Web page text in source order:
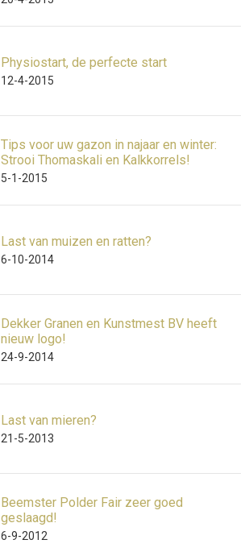
Physiostart, de perfecte start
12-4-2015
Tips voor uw gazon in najaar en winter:
Strooi Thomaskali en Kalkkorrels!
5-1-2015
Last van muizen en ratten?
6-10-2014
Dekker Granen en Kunstmest BV heeft
nieuw logo!
24-9-2014
Last van mieren?
21-5-2013
Beemster Polder Fair zeer goed
geslaagd!
6-9-2012